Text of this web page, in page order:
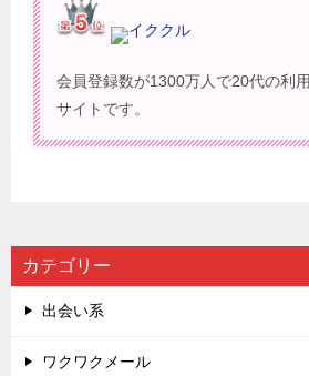
イククル
会員登録数が1300万人で20代の利
サイトです。
カテゴリー
出会い系
ワクワクメール